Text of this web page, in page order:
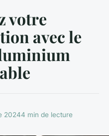
votre
avec le
20244 min de lecture